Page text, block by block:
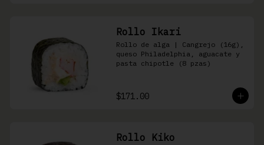
Rollo Ikari
Rollo de alga | Cangrejo (16g),
queso Philadelphia, aguacate y
pasta chipotle (8 pzas)
$171.00
Rollo Kiko